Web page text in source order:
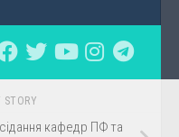
STORY
кафедр ПФ та